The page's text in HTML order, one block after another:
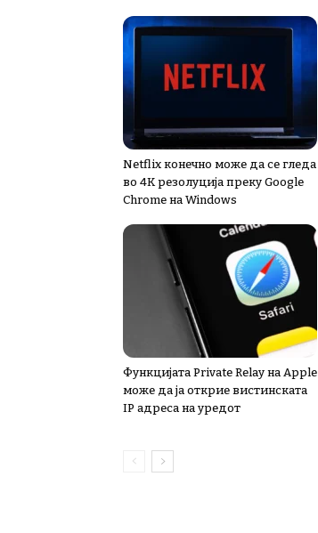
Netflix конечно може да се гледа
во 4K резолуција преку Google
Chrome на Windows
Функцијата Private Relay на Apple
може да ја открие вистинската
IP адреса на уредот